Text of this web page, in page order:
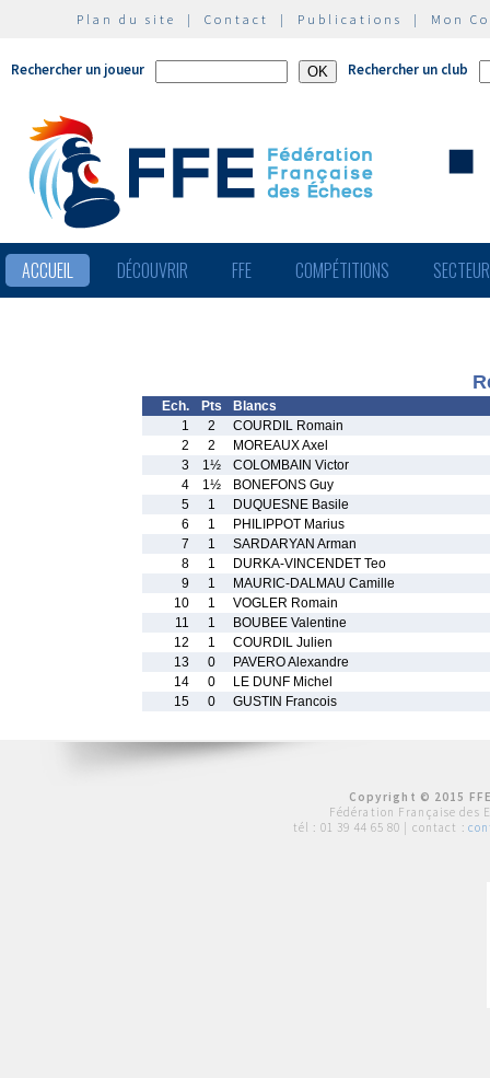
Plan du site | Contact | Publications | Mon
Rechercher un joueur Rechercher un club
ACCUEIL DÉCOUVRIR FFE COMPÉTITIONS
Ech. Pts
Blancs
1
2
COURDIL Romain
2
2
MOREAUX Axel
3
1½
COLOMBAIN Victor
4
1½
BONEFONS Guy
5
1
DUQUESNE Basile
6
1
PHILIPPOT Marius
7
1
SARDARYAN Arman
8
1
DURKA-VINCENDET Teo
9
1
MAURIC-DALMAU Camille
10
1
VOGLER Romain
11
1
BOUBEE Valentine
12
1
COURDIL Julien
13
0
PAVERO Alexandre
14
0
LE DUNF Michel
15
0 GUSTIN Francois
Copyright © 2015
Fédération Française des
tél : 01 39 44 65 80 | contact :